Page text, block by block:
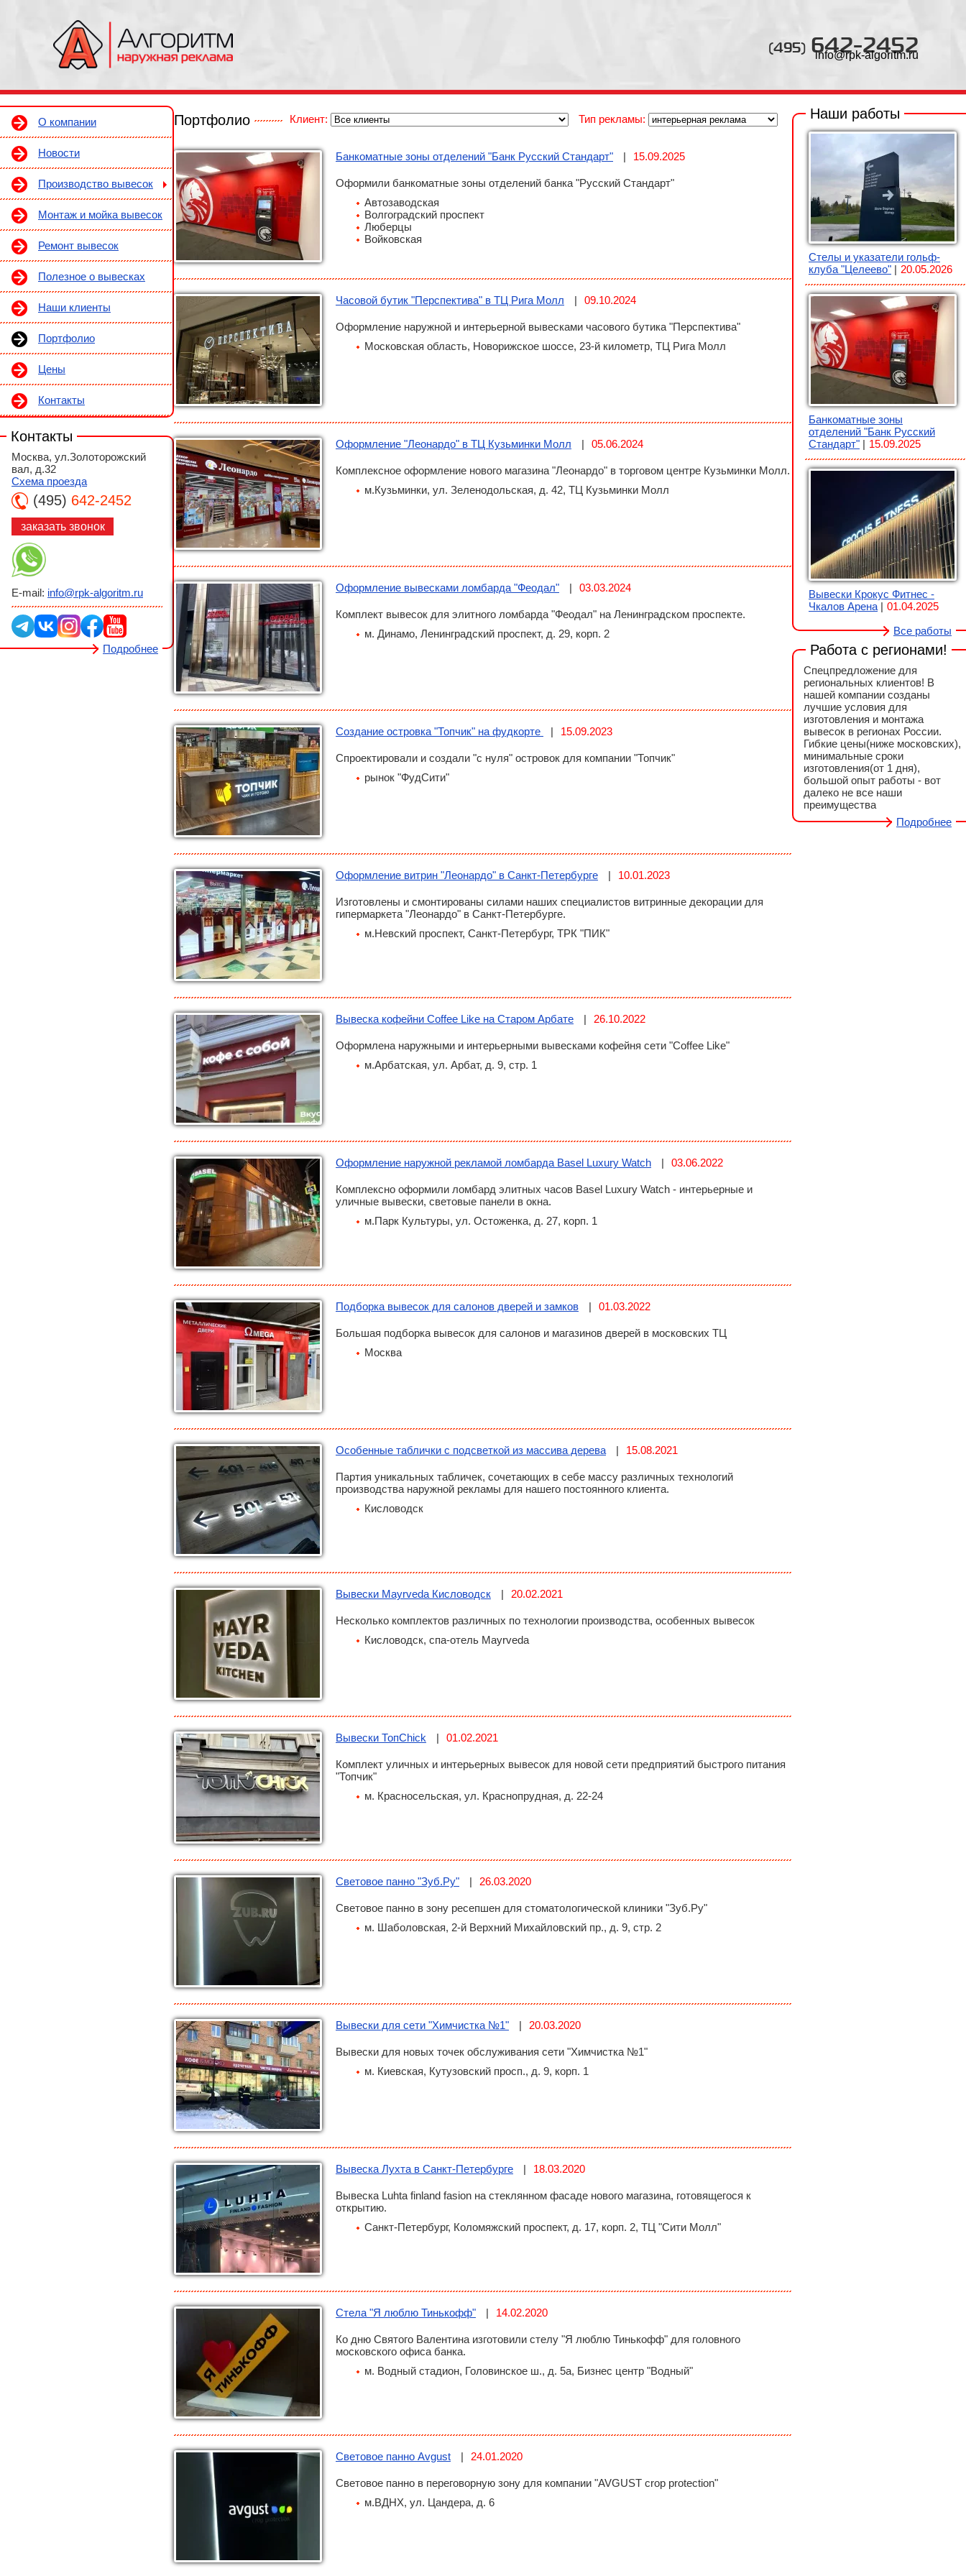
(495) 642-2452
info@rpk-algoritm.ru
О компании
Новости
Производство вывесок
Монтаж и мойка вывесок
Ремонт вывесок
Полезное о вывесках
Наши клиенты
Портфолио
Цены
Контакты
Москва, ул.Золоторожский
вал, д.32
Схема проезда
(495) 642-2452
заказать звонок
E-mail: info@rpk-algoritm.ru
Подробнее
Стелы и указатели гольф-
клуба "Целеево"
20.05.2026
Банкоматные зоны
отделений "Банк Русский
Стандарт"
15.09.2025
Вывески Крокус Фитнес -
Чкалов Арена
01.04.2025
Все работы
Спецпредложение для
региональных клиентов! В
нашей компании созданы
лучшие условия для
изготовления и монтажа
вывесок в регионах России.
Гибкие цены(ниже московских),
минимальные сроки
изготовления(от 1 дня),
большой опыт работы - вот
далеко не все наши
преимущества
Подробнее
Портфолио Клиент: Тип рекламы:
Банкоматные зоны отделений "Банк Русский Стандарт" 15.09.2025
Оформили банкоматные зоны отделений банка "Русский Стандарт"
Автозаводская
Волгоградский проспект
Люберцы
Войковская
Часовой бутик "Перспектива" в ТЦ Рига Молл 09.10.2024
Оформление наружной и интерьерной вывесками часового бутика "Перспектива"
Московская область, Новорижское шоссе, 23-й километр, ТЦ Рига Молл
Оформление "Леонардо" в ТЦ Кузьминки Молл 05.06.2024
Комплексное оформление нового магазина "Леонардо" в торговом центре Кузьминки Молл.
м.Кузьминки, ул. Зеленодольская, д. 42, ТЦ Кузьминки Молл
Оформление вывесками ломбарда "Феодал" 03.03.2024
Комплект вывесок для элитного ломбарда "Феодал" на Ленинградском проспекте.
м. Динамо, Ленинградский проспект, д. 29, корп. 2
Создание островка "Топчик" на фудкорте 15.09.2023
Спроектировали и создали "с нуля" островок для компании "Топчик"
рынок "ФудСити"
Оформление витрин "Леонардо" в Санкт-Петербурге 10.01.2023
Изготовлены и смонтированы силами наших специалистов витринные декорации для
гипермаркета "Леонардо" в Санкт-Петербурге.
м.Невский проспект, Санкт-Петербург, ТРК "ПИК"
Вывеска кофейни Coffee Like на Старом Арбате 26.10.2022
Оформлена наружными и интерьерными вывесками кофейня сети "Coffee Like"
м.Арбатская, ул. Арбат, д. 9, стр. 1
Оформление наружной рекламой ломбарда Basel Luxury Watch 03.06.2022
Комплексно оформили ломбард элитных часов Basel Luxury Watch - интерьерные и
уличные вывески, световые панели в окна.
м.Парк Культуры, ул. Остоженка, д. 27, корп. 1
Подборка вывесок для салонов дверей и замков 01.03.2022
Большая подборка вывесок для салонов и магазинов дверей в московских ТЦ
Москва
Особенные таблички с подсветкой из массива дерева 15.08.2021
Партия уникальных табличек, сочетающих в себе массу различных технологий
производства наружной рекламы для нашего постоянного клиента.
Кисловодск
Вывески Mayrveda Кисловодск 20.02.2021
Несколько комплектов различных по технологии производства, особенных вывесок
Кисловодск, спа-отель Mayrveda
Вывески ТопChick 01.02.2021
Комплект уличных и интерьерных вывесок для новой сети предприятий быстрого питания
"Топчик"
м. Красносельская, ул. Краснопрудная, д. 22-24
Световое панно "Зуб.Ру" 26.03.2020
Световое панно в зону ресепшен для стоматологической клиники "Зуб.Ру"
м. Шаболовская, 2-й Верхний Михайловский пр., д. 9, стр. 2
Вывески для сети "Химчистка №1" 20.03.2020
Вывески для новых точек обслуживания сети "Химчистка №1"
м. Киевская, Кутузовский просп., д. 9, корп. 1
Вывеска Лухта в Санкт-Петербурге 18.03.2020
Вывеска Luhta finland fasion на стеклянном фасаде нового магазина, готовящегося к
открытию.
Санкт-Петербург, Коломяжский проспект, д. 17, корп. 2, ТЦ "Сити Молл"
Стела "Я люблю Тинькофф" 14.02.2020
Ко дню Святого Валентина изготовили стелу "Я люблю Тинькофф" для головного
московского офиса банка.
м. Водный стадион, Головинское ш., д. 5а, Бизнес центр "Водный"
Световое панно Avgust 24.01.2020
Световое панно в переговорную зону для компании "AVGUST crop protection"
м.ВДНХ, ул. Цандера, д. 6